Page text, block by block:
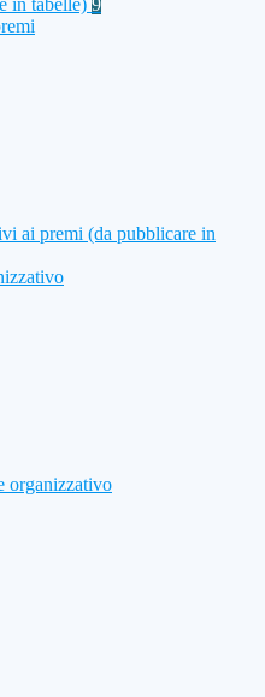
in tabelle) 9
ai premi (da pubblicare in
organizzativo